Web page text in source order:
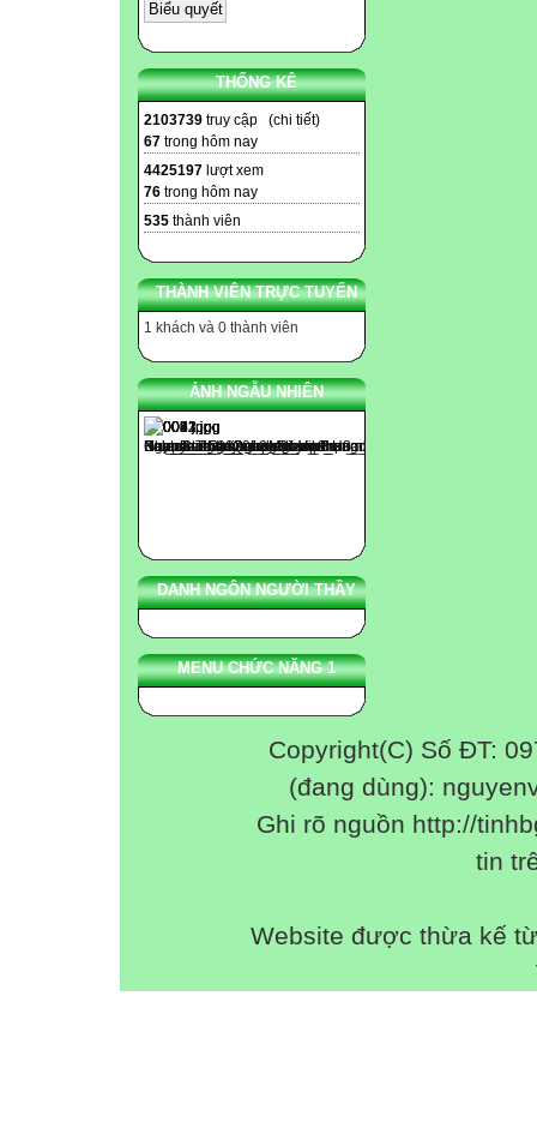
THỐNG KÊ
2103739 truy cập (chi tiết)
67 trong hôm nay
4425197 lượt xem
76 trong hôm nay
535 thành viên
THÀNH VIÊN TRỰC TUYẾN
1 khách và 0 thành viên
ẢNH NGẪU NHIÊN
DANH NGÔN NGƯỜI THẦY
MENU CHỨC NĂNG 1
Copyright(C) Số ĐT:
(đang dùng):
Ghi rõ nguồn http://
tin
Website được thừa kế